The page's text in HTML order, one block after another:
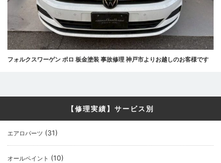
フォルクスワーゲン ポロ 板金塗装 事故修理 神戸市よりお越しのお客様です
【修理実績】サービス別
エアロパーツ (31)
オールペイント (10)